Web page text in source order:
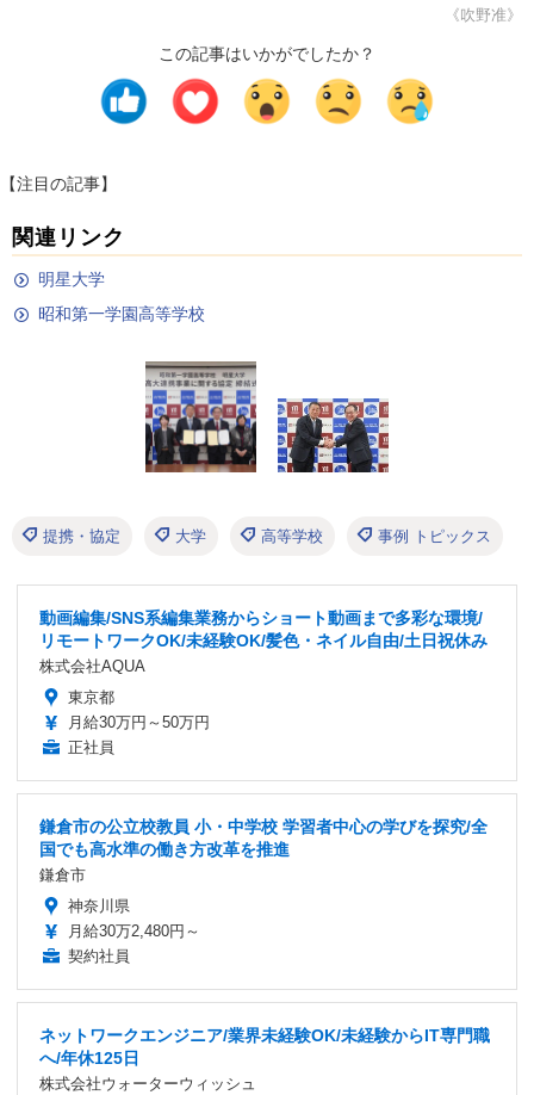
《吹野准》
この記事はいかがでしたか？
【注目の記事】
関連リンク
明星大学
昭和第一学園高等学校
提携・協定 大学 高等学校 事例 トピックス
動画編集/SNS系編集業務からショート動画まで多彩な環境/
リモートワークOK/未経験OK/髪色・ネイル自由/土日祝休み
株式会社AQUA
東京都
月給30万円～50万円
正社員
鎌倉市の公立校教員 小・中学校 学習者中心の学びを探究/全
国でも高水準の働き方改革を推進
鎌倉市
神奈川県
月給30万2,480円～
契約社員
ネットワークエンジニア/業界未経験OK/未経験からIT専門職
へ/年休125日
株式会社ウォーターウィッシュ